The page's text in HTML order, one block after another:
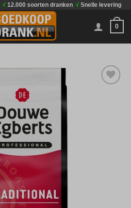
√ 12.000 soorten dranken √ Snelle levering
0